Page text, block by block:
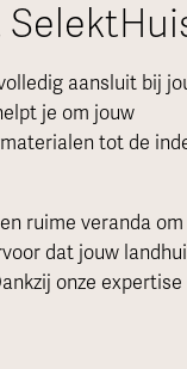
aansluit bij
je om jouw
tot de
ruime veranda
dat jouw
onze expertise